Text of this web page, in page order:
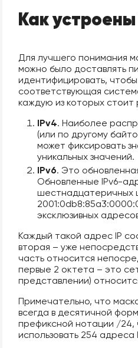
Как
Для лучшего понимания
можно было доставлять
идентифицировать,
соответствующая
каждую из которых
IPv4. Наиболее
(или по другому
может фиксировать
уникальных значений.
IPv6. Это
Обновленные IPv6-
шестнадцатеричных
эксклюзивных
Каждый такой адрес IP
вторая – уже
часть относится
первые 2 октета – это
представлении)
Примечательно, что
всегда в десятичной
префиксной нотации /24,
использовать 254